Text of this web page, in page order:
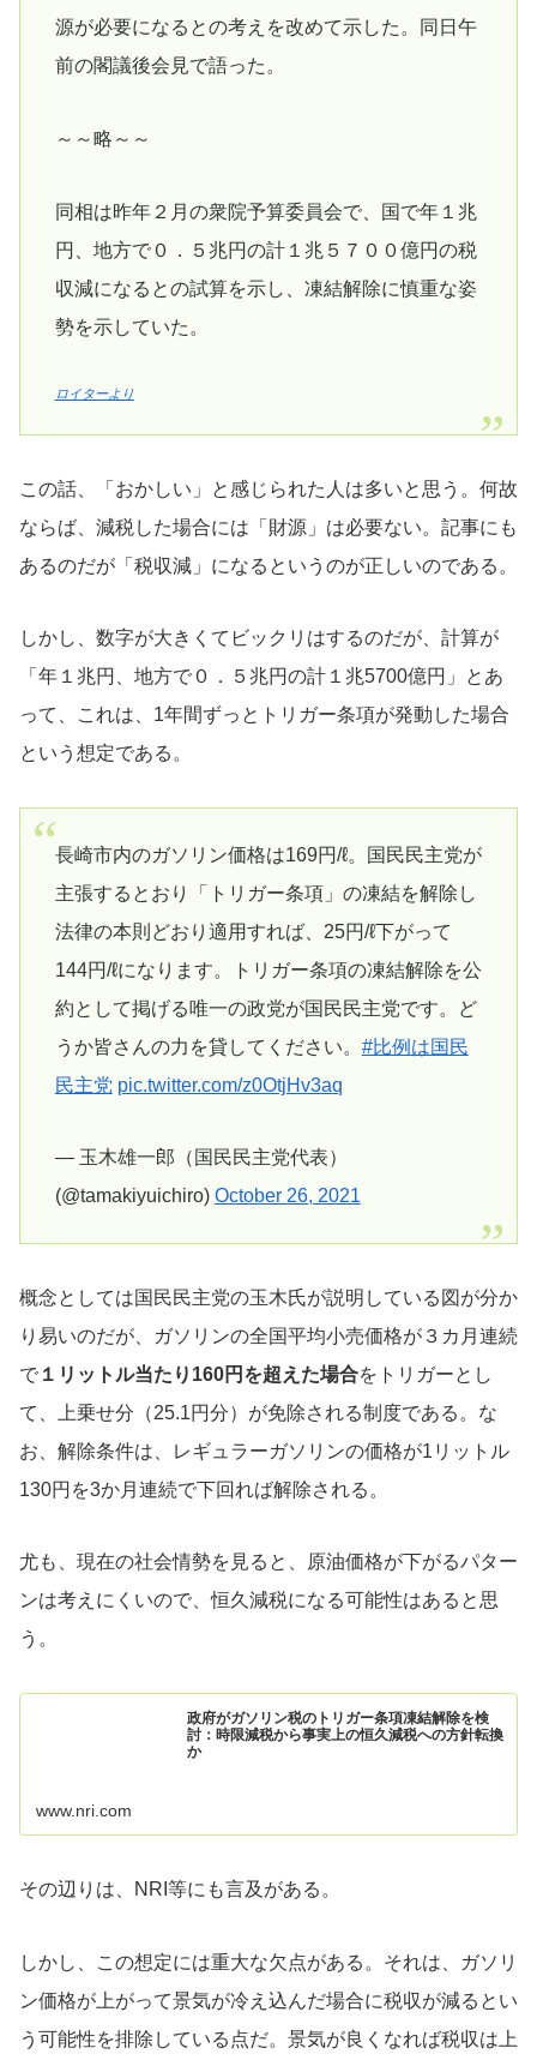
源が必要になるとの考えを改めて示した。同日午
前の閣議後会見で語った。
～～略～～
同相は昨年２月の衆院予算委員会で、国で年１兆
円、地方で０．５兆円の計１兆５７００億円の税
収減になるとの試算を示し、凍結解除に慎重な姿
勢を示していた。
ロイターより
この話、「おかしい」と感じられた人は多いと思う。何故
ならば、減税した場合には「財源」は必要ない。記事にも
あるのだが「税収減」になるというのが正しいのである。
しかし、数字が大きくてビックリはするのだが、計算が
「年１兆円、地方で０．５兆円の計１兆5700億円」とあ
って、これは、1年間ずっとトリガー条項が発動した場合
という想定である。
長崎市内のガソリン価格は169円/ℓ。国民民主党が
主張するとおり「トリガー条項」の凍結を解除し
法律の本則どおり適用すれば、25円/ℓ下がって
144円/ℓになります。トリガー条項の凍結解除を公
約として掲げる唯一の政党が国民民主党です。ど
うか皆さんの力を貸してください。 #比例は国民
民主党 pic.twitter.com/z0OtjHv3aq
— 玉木雄一郎（国民民主党代表）
(@tamakiyuichiro) October 26, 2021
概念としては国民民主党の玉木氏が説明している図が分か
り易いのだが、ガソリンの全国平均小売価格が３カ月連続
で １リットル当たり160円を超えた場合をトリガーとし
て、上乗せ分（25.1円分）が免除される制度である。な
お、解除条件は、レギュラーガソリンの価格が1リットル
130円を3か月連続で下回れば解除される。
尤も、現在の社会情勢を見ると、原油価格が下がるパター
ンは考えにくいので、恒久減税になる可能性はあると思
う。
政府がガソリン税のトリガー条項凍結解除を検
討：時限減税から事実上の恒久減税への方針転換
か
www.nri.com
その辺りは、NRI等にも言及がある。
しかし、この想定には重大な欠点がある。それは、ガソリ
ン価格が上がって景気が冷え込んだ場合に税収が減るとい
う可能性を排除している点だ。景気が良くなれば税収は上